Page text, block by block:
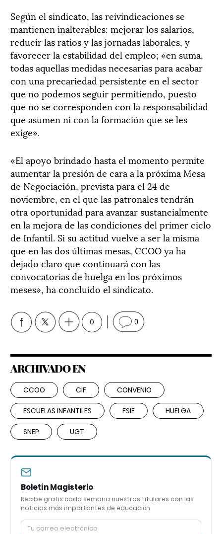
Según el sindicato, las reivindicaciones se
mantienen inalterables: mejorar los salarios,
reducir las ratios y las jornadas laborales, y
favorecer la estabilidad del empleo; «en suma,
todas aquellas medidas necesarias para acabar
con una precariedad persistente en el sector
que no podemos seguir permitiendo, puesto
que no se corresponden con la responsabilidad
que asumen ni con la formación que se les
exige».
«El apoyo brindado hasta el momento permite
aumentar la presión de cara a la próxima Mesa
de Negociación, prevista para el 24 de
noviembre, en el que las patronales tendrán
otra oportunidad para avanzar sustancialmente
en la mejora de las condiciones del primer ciclo
de Infantil. Si su actitud vuelve a ser la misma
que en las dos últimas mesas, CCOO ya ha
dejado claro que continuará con las
convocatorias de huelga en los próximos
meses», ha concluido el sindicato.
0 0
ARCHIVADO EN
CCOO CIF CONVENIO
ESCUELAS INFANTILES FSIE HUELGA
SNEP UGT
Boletín Magisterio
Recibe gratis cada semana nuestros titulares con las
noticias más importantes de educación